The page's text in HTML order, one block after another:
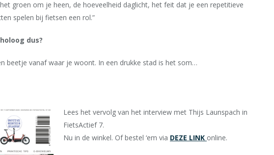
groen om je heen, de hoeveelheid daglicht, het feit dat je een repetitieve
spelen bij fietsen een rol.”
dus?
beetje vanaf waar je woont. In een drukke stad is het som…
Lees het vervolg van het interview met Thijs Launspach in
FietsActief 7.
Nu in de winkel. Of bestel ‘em via DEZE LINK online.